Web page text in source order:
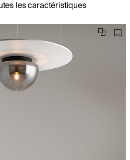
les caractéristiques